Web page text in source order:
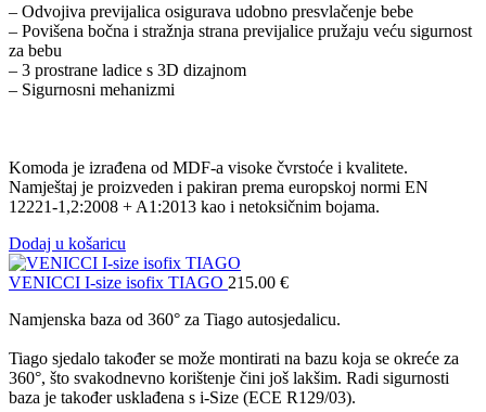
– Odvojiva previjalica osigurava udobno presvlačenje bebe
– Povišena bočna i stražnja strana previjalice pružaju veću sigurnost
za bebu
– 3 prostrane ladice s 3D dizajnom
– Sigurnosni mehanizmi
Komoda je izrađena od MDF-a visoke čvrstoće i kvalitete.
Namještaj je proizveden i pakiran prema europskoj normi EN
12221-1,2:2008 + A1:2013 kao i netoksičnim bojama.
Dodaj u košaricu
VENICCI I-size isofix TIAGO 215.00 €
Namjenska baza od 360° za Tiago autosjedalicu.
Tiago sjedalo također se može montirati na bazu koja se okreće za
360°, što svakodnevno korištenje čini još lakšim. Radi sigurnosti
baza je također usklađena s i-Size (ECE R129/03).